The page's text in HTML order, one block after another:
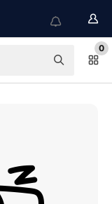
0